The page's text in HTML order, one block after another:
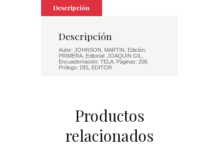
Descripción
Descripción
Autor: JOHNSON, MARTIN, Edición:
PRIMERA, Editorial: JOAQUIN GIL,
Encuadernación: TELA, Páginas: 208,
Prólogo: DEL EDITOR
Productos
relacionados